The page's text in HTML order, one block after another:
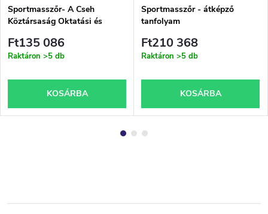
Sportmasszőr- A Cseh
Köztársaság Oktatási és
engedélyezett szakmai vizsga
Ft135 086
Raktáron >5 db
KOSÁRBA
Sportmasszőr - átképző
tanfolyam
Ft210 368
Raktáron >5 db
KOSÁRBA